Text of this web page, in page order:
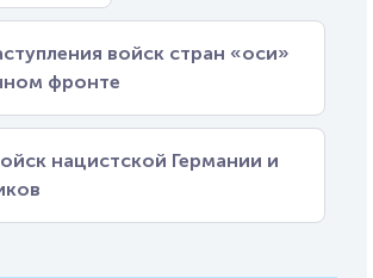
войск стран «оси»
фронте
нацистской Германии и